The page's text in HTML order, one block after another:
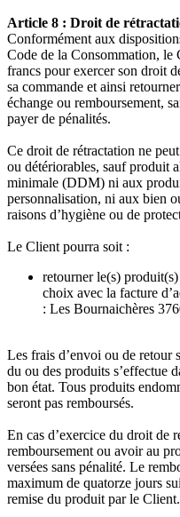
Article 8 : Droit de
Conformément aux
Code de la Consommation, le
francs pour exercer son droit
sa commande et ainsi
échange ou remboursement,
payer de pénalités.
Ce droit de rétractation ne
ou détériorables, sauf produit
minimale (DDM) ni aux
personnalisation, ni aux bien
raisons d’hygiène ou de
Le Client pourra soit :
retourner le(s)
choix avec la facture
: Les Bournaichères
Les frais d’envoi ou de retour
du ou des produits s’effectue
bon état. Tous produits
seront pas remboursés.
En cas d’exercice du droit de
remboursement ou avoir au
versées sans pénalité. Le
maximum de quatorze jours
remise du produit par le Client.